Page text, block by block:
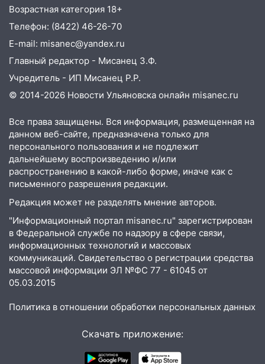
16:12 Пуля пробила окно квартиры на
16-м этаже в Ульяновске
16:10 Прокуратура потребовала
усилить борьбу со свалками в
Инзенском районе
16:06 Патриарх Кирилл оценил работу
15:45 Жителям села Тагай больше не
придётся ездить в райцентр ради сдачи
анализов
15:30 После жалобы прокурору на
улице Льва Толстого в Старой Майне
восстановили освещение
15:23 За неделю ульяновские спасатели
спасли восемь человек
14:40 Житель Димитровграда поверил в
«посылку от дочери» и лишился более 3
миллионов рублей
14:30
Застолье закончилось кражей:
За неделю в Ульяновской области
Возрастная категория 18+
Телефон: (8422) 46-26-70
E-mail: misanec@yandex.ru
Главный редактор - Мисанец З.Ф.
Учредитель - ИП Мисанец Р.Р.
© 2014-2026 Новости Ульяновска онлайн misanec.ru
Все права защищены. Вся информация, размещенная на
данном веб-сайте, предназначена только для
персонального пользования и не подлежит
дальнейшему воспроизведению и/или
распространению в какой-либо форме, иначе как с
письменного разрешения редакции.
Редакция может не разделять мнение авторов.
"Информационный портал misanec.ru" зарегистрирован
в Федеральной службе по надзору в сфере связи,
информационных технологий и массовых
коммуникаций. Свидетельство о регистрации средства
массовой информации ЭЛ №ФС 77 - 61045 от
05.03.2015
Политика в отношении обработки персональных данных
Скачать приложение: